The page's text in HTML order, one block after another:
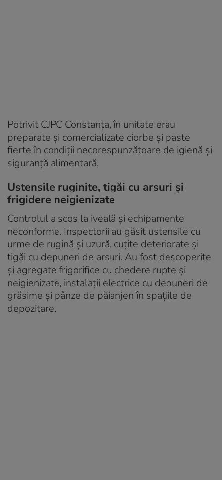
Potrivit CJPC Constanța, în unitate erau
preparate și comercializate ciorbe și paste
fierte în condiții necorespunzătoare de igienă și
siguranță alimentară.
Ustensile ruginite, tigăi cu arsuri și
frigidere neigienizate
Controlul a scos la iveală și echipamente
neconforme. Inspectorii au găsit ustensile cu
urme de rugină și uzură, cuțite deteriorate și
tigăi cu depuneri de arsuri. Au fost descoperite
și agregate frigorifice cu chedere rupte și
neigienizate, instalații electrice cu depuneri de
grăsime și pânze de păianjen în spațiile de
depozitare.